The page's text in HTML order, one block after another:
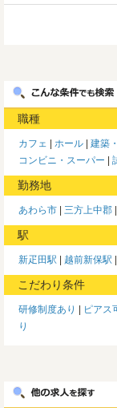
職種
カフェ ホール 建築
コンビニ・スーパー
勤務地
あわら市 三方上中郡
駅
新疋田駅 越前新保駅
こだわり条件
研修制度あり ピアス
り